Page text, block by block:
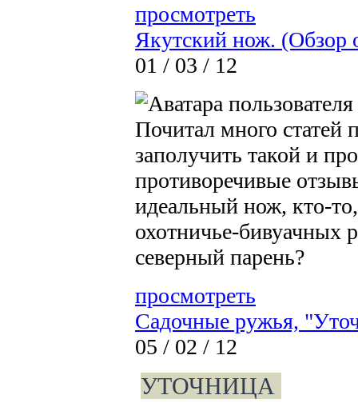
просмотреть
Якутский нож. (Обзор
01 / 03 / 12
Почитал много статей
заполучить такой и
противоречивые
идеальный нож, кто-
охотничье-бивуачных
северный парень?
просмотреть
Садочные ружья,
05 / 02 / 12
УТОЧНИЦА